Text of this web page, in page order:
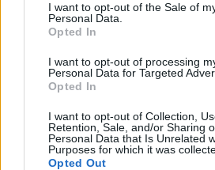
I want to opt-out of the Sale of
Personal Data.
Opted In
I want to opt-out of processing
Personal Data for Targeted
Opted In
I want to opt-out of Collection,
Retention, Sale, and/or Sharing
Personal Data that Is Unrelated
Purposes for which it was
Opted Out